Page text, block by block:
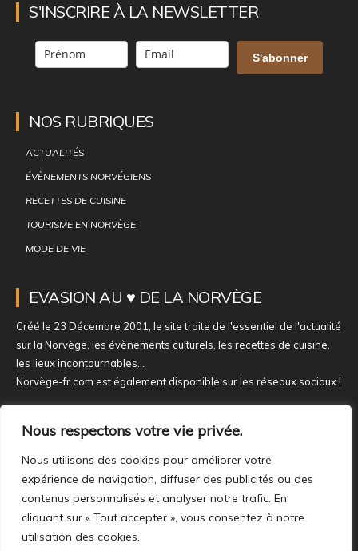
Nous respectons votre vie privée.
Nous utilisons des cookies pour améliorer votre
expérience de navigation, diffuser des publicités ou des
contenus personnalisés et analyser notre trafic. En
cliquant sur « Tout accepter », vous consentez à notre
utilisation des cookies.
S'INSCRIRE À LA NEWSLETTER
S'abonner
NOS RUBRIQUES
ACTUALITÉS
ÉVÈNEMENTS NORVÉGIENS
RECETTES DE CUISINE
TOURISME EN NORVÈGE
MODE DE VIE
EVASION AU ♥ DE LA NORVÈGE
Créé le 23 Décembre 2001, le site traite de l'essentiel de l'actualité
sur la Norvège, les évènements culturels, les recettes de cuisine,
les lieux incontournables...
Norvège-fr.com est également disponible sur les réseaux sociaux !